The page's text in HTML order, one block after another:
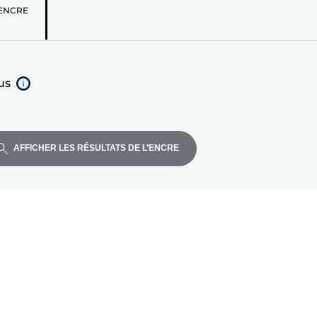
AFFICHER LES RÉSULTATS DE L’ENCRE